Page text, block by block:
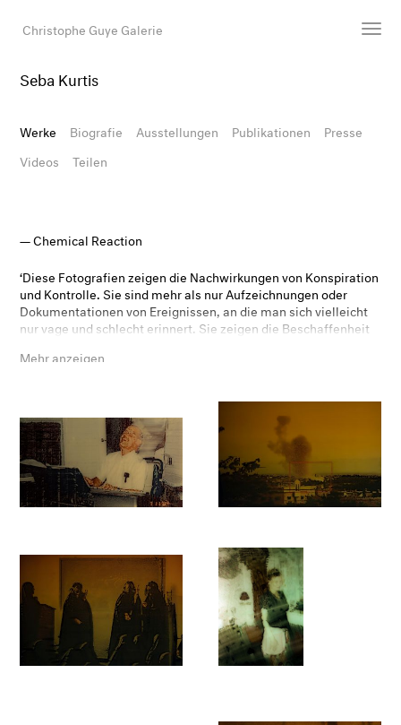
Christophe Guye Galerie
Ausstellungen
Suche
E-Mail
Seba Kurtis
Werke Biografie Ausstellungen Publikationen
Presse
Videos
Teilen
Chemical Reaction
‘Diese Fotografien zeigen die Nachwirkungen von Konspiration
und Kontrolle. Sie sind mehr als nur Aufzeichnungen oder
Dokumentationen von Ereignissen, an die man sich vielleicht
nur vage und schlecht erinnert. Sie zeigen die Beschaffenheit
auf der Oberfläche des Papiers, und das Ergebnis ist eine Art
wie das langsame Ziehen durch die Zeit und das langsame
Vergessen der Opfer im Verlauf der Zeit. Kurtis hat Fälle von
Anschlägen mit Nervengiften und chemischen Substanzen
recherchiert. Er hat sich mit dem Einsatz von Gift als
politisches Machtmittel befasst und Bilder aufgenommen, um
seine Erkenntnisse zu vertiefen. Die chemische Reaktion, die
instrumentalisiert, um das Papier zu einem weiteren Beleg zu
verwandeln. Die Oberfläche bricht unter der chemischen
Reaktion zusammen und hinterlässt einen Abdruck der
Verwirrung, während diese bedeutsamen Ereignisse aus der
gemeinsamen Erinnerung verblassen. Kurtis hat eine
empfindliche, wieder vereinnahmte Oberfläche geschaffen,
die Geschichte, Intrigen und Zeit birgt.’
– Mariama Attah
Mehr anzeigen